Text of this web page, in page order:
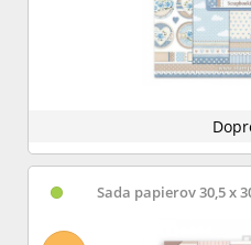
Sada papierov 30,5 x